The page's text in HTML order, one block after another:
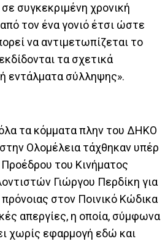
συγκεκριμένη χρονική
τον ένα γονιό έτσι ώστε
να αντιμετωπίζεται το
τα σχετικά
εντάλματα σύλληψης».
τα κόμματα πλην του ΔΗΚΟ
Ολομέλεια τάχθηκαν υπέρ
του Κινήματος
Γιώργου Περδίκη για
στον Ποινικό Κώδικα
απεργίες, η οποία, σύμφωνα
χωρίς εφαρμογή εδώ και